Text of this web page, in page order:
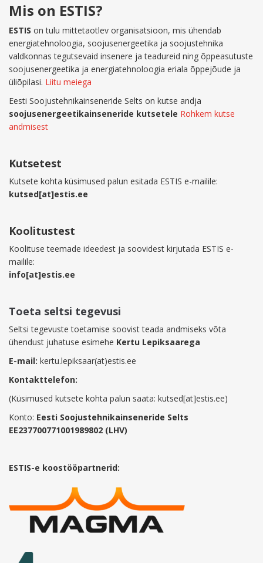
Mis on ESTIS?
ESTIS on tulu mittetaotlev organisatsioon, mis ühendab
energiatehnoloogia, soojusenergeetika ja soojustehnika
valdkonnas tegutsevaid insenere ja teadureid ning õppeasutuste
soojusenergeetika ja energiatehnoloogia eriala õppejõude ja
üliõpilasi. Liitu meiega
Eesti Soojustehnikainseneride Selts on kutse andja
soojusenergeetikainseneride kutsetele Rohkem kutse
andmisest
Kutsetest
Kutsete kohta küsimused palun esitada ESTIS e-mailile:
kutsed[at]estis.ee
Koolitustest
Koolituse teemade ideedest ja soovidest kirjutada ESTIS e-
mailile:
info[at]estis.ee
Toeta seltsi tegevusi
Seltsi tegevuste toetamise soovist teada andmiseks võta
ühendust juhatuse esimehe Kertu Lepiksaarega
E-mail: kertu.lepiksaar(at)estis.ee
Kontakttelefon:
(Küsimused kutsete kohta palun saata: kutsed[at]estis.ee)
Konto: Eesti Soojustehnikainseneride Selts
EE237700771001989802 (LHV)
ESTIS-e koostööpartnerid: